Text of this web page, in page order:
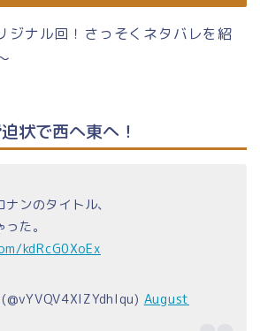
ジナル回！さっそくネタバレを紹
状で西へ東へ！
ンのタイトル、
た。
kdRcG0XoEx
August